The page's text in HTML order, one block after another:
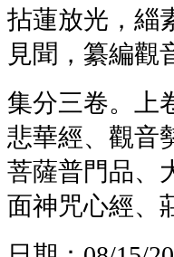
拈蓮放光，緇
見聞，纂編觀
集分三卷。上
悲華經、觀音
菩薩普門品、
面神咒心經、